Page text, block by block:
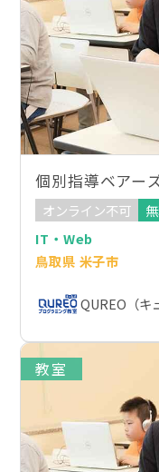
個別指導ベアー
オンライン不可
IT・Web
鳥取県 米子市
QUREO（キ
教室